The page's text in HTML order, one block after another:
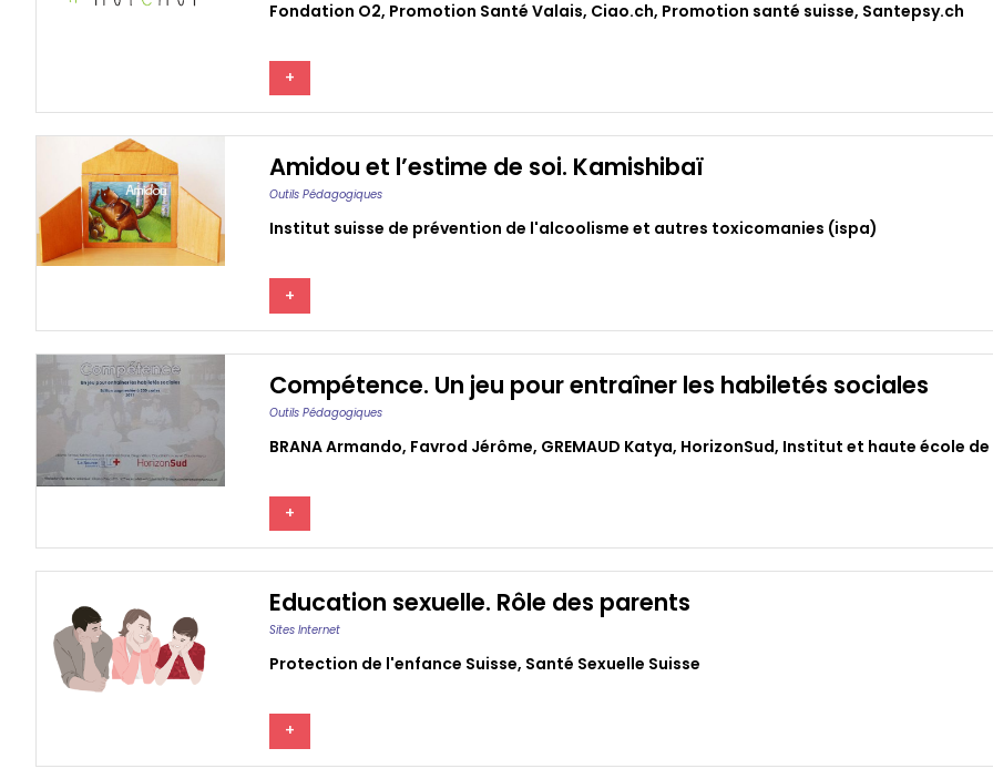
Fondation O2, Promotion Santé Valais, Ciao.ch, Promotion santé suisse, Santepsy.ch
+
Amidou et l’estime de soi. Kamishibaï
Outils Pédagogiques
Institut suisse de prévention de l'alcoolisme et autres toxicomanies (ispa)
+
Compétence. Un jeu pour entraîner les habiletés sociales
Outils Pédagogiques
BRANA Armando, Favrod Jérôme, GREMAUD Katya, HorizonSud, Institut et haute école de
+
Education sexuelle. Rôle des parents
Sites Internet
Protection de l'enfance Suisse, Santé Sexuelle Suisse
+